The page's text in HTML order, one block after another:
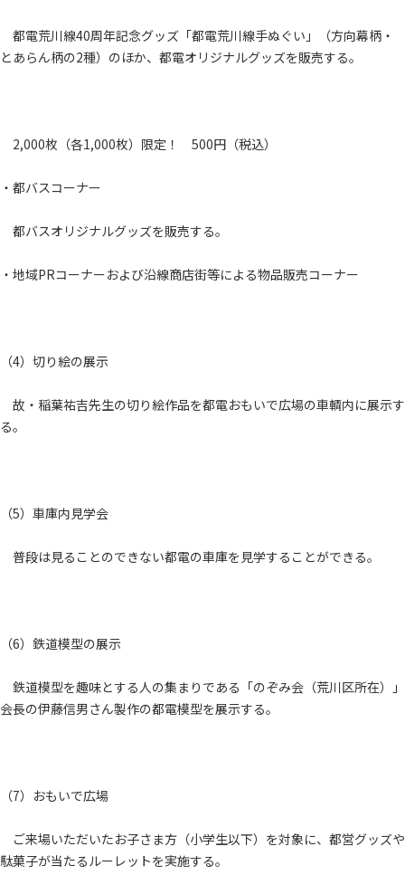
都電荒川線40周年記念グッズ「都電荒川線手ぬぐい」（方向幕柄・
とあらん柄の2種）のほか、都電オリジナルグッズを販売する。
2,000枚（各1,000枚）限定！ 500円（税込）
・都バスコーナー
都バスオリジナルグッズを販売する。
・地域PRコーナーおよび沿線商店街等による物品販売コーナー
（4）切り絵の展示
故・稲葉祐吉先生の切り絵作品を都電おもいで広場の車輌内に展示す
る。
（5）車庫内見学会
普段は見ることのできない都電の車庫を見学することができる。
（6）鉄道模型の展示
鉄道模型を趣味とする人の集まりである「のぞみ会（荒川区所在）」
会長の伊藤信男さん製作の都電模型を展示する。
（7）おもいで広場
ご来場いただいたお子さま方（小学生以下）を対象に、都営グッズや
駄菓子が当たるルーレットを実施する。